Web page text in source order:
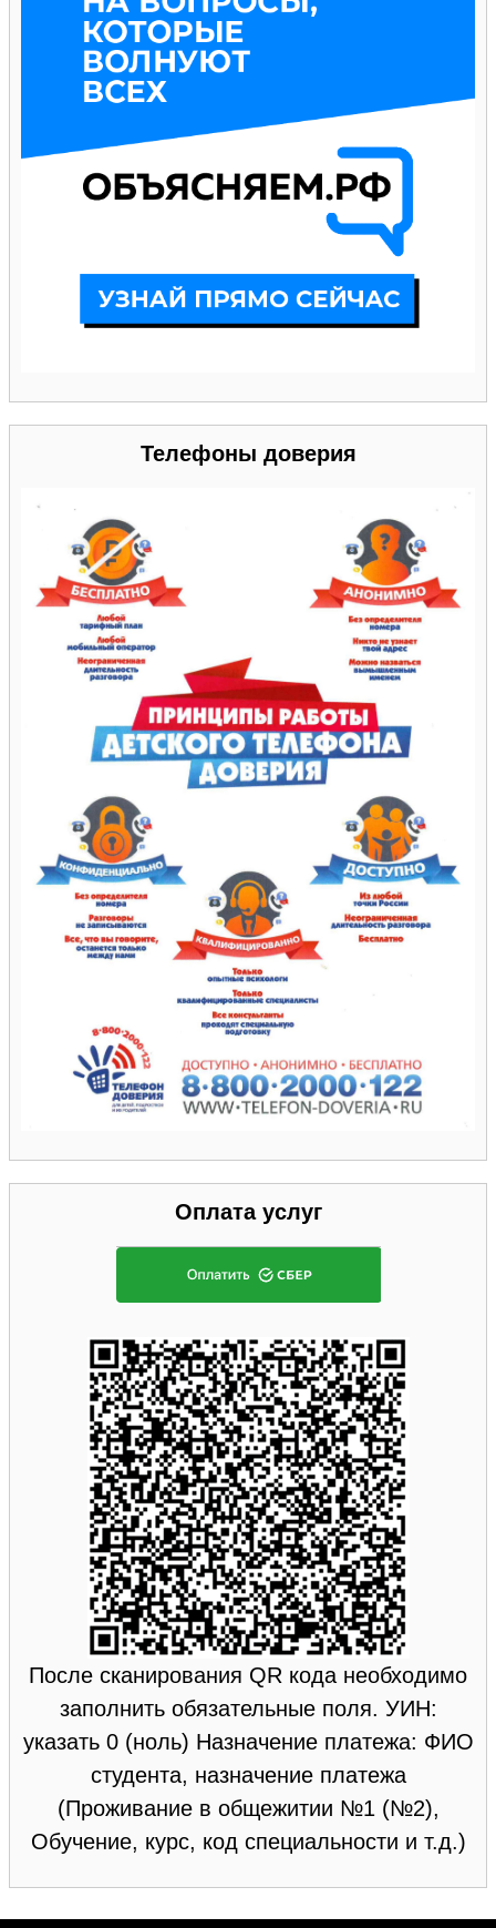
Телефоны доверия
Оплата услуг
После сканирования QR кода необходимо
заполнить обязательные поля. УИН:
указать 0 (ноль) Назначение платежа: ФИО
студента, назначение платежа
(Проживание в общежитии №1 (№2),
Обучение, курс, код специальности и т.д.)